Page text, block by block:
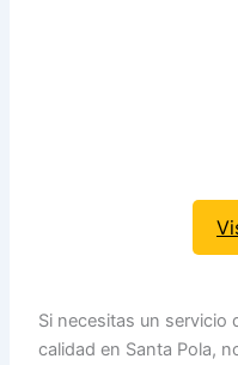
Si necesitas un servicio
calidad en Santa Pola,